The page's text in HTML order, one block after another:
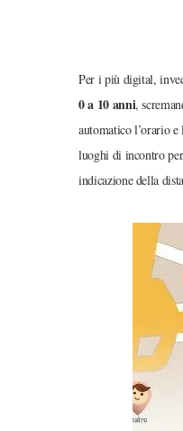
Per i più digital,
0 a 10 anni,
automatico l’orario
luoghi di incontro
indicazione della